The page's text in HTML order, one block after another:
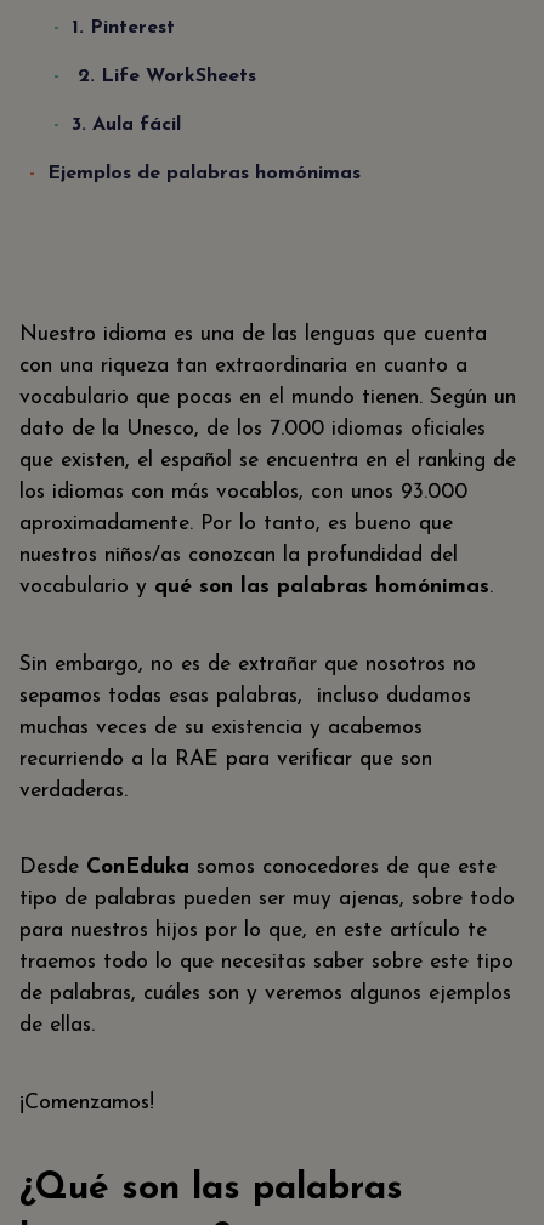
1. Pinterest
2. Life WorkSheets
3. Aula fácil
Ejemplos de palabras homónimas
Nuestro idioma es una de las lenguas que cuenta
con una riqueza tan extraordinaria en cuanto a
vocabulario que pocas en el mundo tienen. Según un
dato de la Unesco, de los 7.000 idiomas oficiales
que existen, el español se encuentra en el ranking de
los idiomas con más vocablos, con unos 93.000
aproximadamente. Por lo tanto, es bueno que
nuestros niños/as conozcan la profundidad del
vocabulario y qué son las palabras homónimas.
Sin embargo, no es de extrañar que nosotros no
sepamos todas esas palabras, incluso dudamos
muchas veces de su existencia y acabemos
recurriendo a la RAE para verificar que son
verdaderas.
Desde ConEduka somos conocedores de que este
tipo de palabras pueden ser muy ajenas, sobre todo
para nuestros hijos por lo que, en este artículo te
traemos todo lo que necesitas saber sobre este tipo
de palabras, cuáles son y veremos algunos ejemplos
de ellas.
¡Comenzamos!
¿Qué son las palabras